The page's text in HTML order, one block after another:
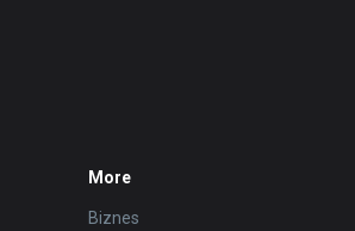
More
Biznes